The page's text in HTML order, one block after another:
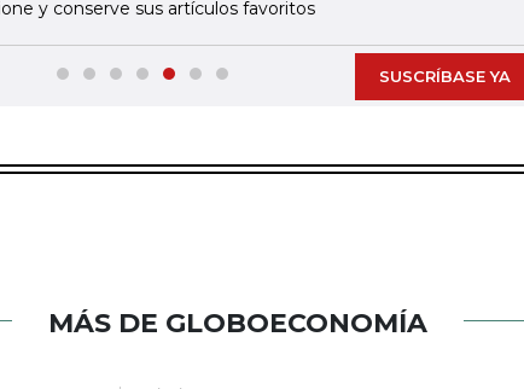
y conserve sus artículos favoritos
SUSCRÍBASE YA
MÁS DE GLOBOECONOMÍA